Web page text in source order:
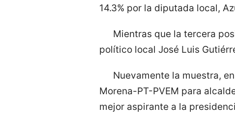
14.3% por la diputada local,
Mientras que la tercera
político local José Luis
Nuevamente la muestra,
Morena-PT-PVEM para
mejor aspirante a la